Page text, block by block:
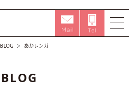
BLOG あかレンガ
BLOG